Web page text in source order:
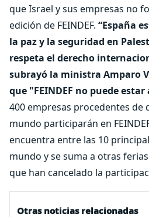
que Israel y sus empresas no
edición de FEINDEF. “España
la paz y la seguridad en
respeta el derecho
subrayó la ministra Amparo
que "FEINDEF no puede
400 empresas procedentes de
mundo participarán en
encuentra entre las 10
mundo y se suma a otras
que han cancelado la
Otras noticias relacionadas